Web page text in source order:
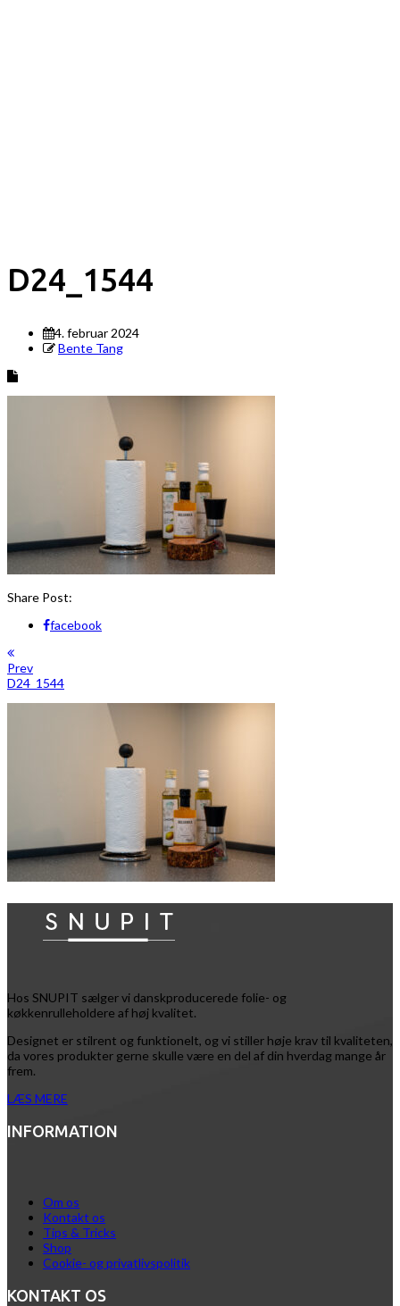
D24_1544
4. februar 2024
Bente Tang
Share Post:
facebook
Prev
D24_1544
Hos SNUPIT sælger vi danskproducerede folie- og
køkkenrulleholdere af høj kvalitet.
Designet er stilrent og funktionelt, og vi stiller høje krav til kvaliteten,
da vores produkter gerne skulle være en del af din hverdag mange år
frem.
LÆS MERE
INFORMATION
Om os
Kontakt os
Tips & Tricks
Shop
Cookie- og privatlivspolitik
KONTAKT OS